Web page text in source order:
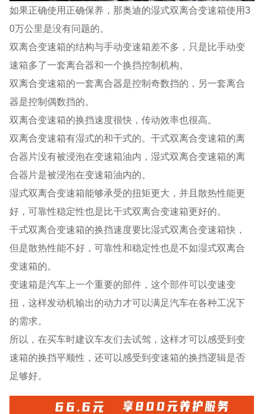
如果正确使用正确保养，那奥迪的湿式双离合变速箱使用3
0万公里是没有问题的。
双离合变速箱的结构与手动变速箱差不多，只是比手动变
速箱多了一套离合器和一个换挡控制机构。
双离合变速箱的一套离合器是控制奇数挡的，另一套离合
器是控制偶数挡的。
双离合变速箱的换挡速度很快，传动效率也很高。
双离合变速箱有湿式的和干式的。干式双离合变速箱的离
合器片没有被浸泡在变速箱油内，湿式双离合变速箱的离
合器片是被浸泡在变速箱油内的。
湿式双离合变速箱能够承受的扭矩更大，并且散热性能更
好，可靠性稳定性也是比干式双离合变速箱更好的。
干式双离合变速箱的换挡速度要比湿式双离合变速箱快，
但是散热性能不好，可靠性和稳定性也是不如湿式双离合
变速箱的。
变速箱是汽车上一个重要的部件，这个部件可以变速变
扭，这样发动机输出的动力才可以满足汽车在各种工况下
的需求。
所以，在买车时建议车友们去试驾，这样才可以感受到变
速箱的换挡平顺性，还可以感受到变速箱的换挡逻辑是否
足够好。